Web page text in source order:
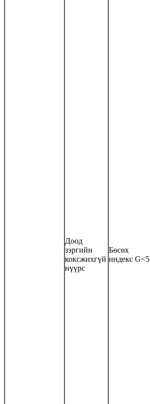
Доод
зэргийн
коксжихгүй
нүүрс
Бөсөх
индекс G<5